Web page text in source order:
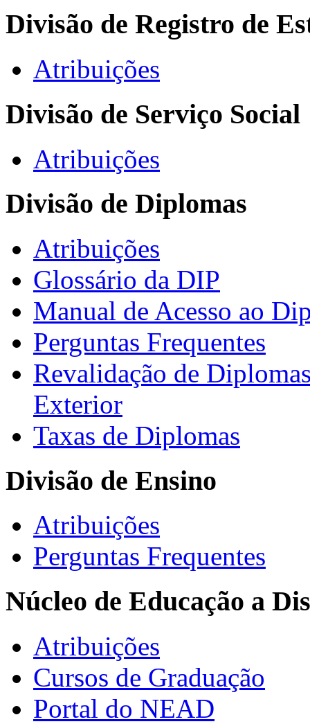
Divisão de Registro de
Atribuições
Divisão de Serviço Social
Atribuições
Divisão de Diplomas
Atribuições
Glossário da DIP
Manual de Acesso ao
Perguntas Frequentes
Revalidação de
Exterior
Taxas de Diplomas
Divisão de Ensino
Atribuições
Perguntas Frequentes
Núcleo de Educação a
Atribuições
Cursos de Graduação
Portal do NEAD